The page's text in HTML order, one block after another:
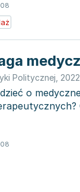
Politycznej 2022
o